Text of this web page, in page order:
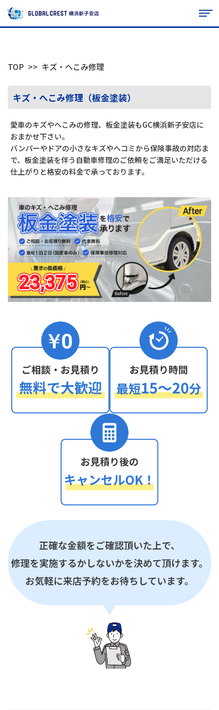
TOP キズ・へこみ修理
キズ・へこみ修理（板金塗装）
愛車のキズやへこみの修理、板金塗装もGC横浜新子安店に
おまかせ下さい。
バンパーやドアの小さなキズやヘコミから保険事故の対応ま
で、板金塗装を伴う自動車修理のご依頼をご満足いただける
仕上がりと格安の料金で承っております。